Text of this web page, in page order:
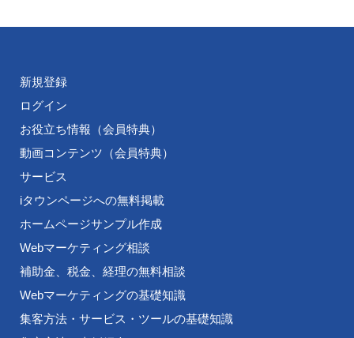
新規登録
ログイン
お役立ち情報（会員特典）
動画コンテンツ（会員特典）
サービス
iタウンページへの無料掲載
ホームページサンプル作成
Webマーケティング相談
補助金、税金、経理の無料相談
Webマーケティングの基礎知識
集客方法・サービス・ツールの基礎知識